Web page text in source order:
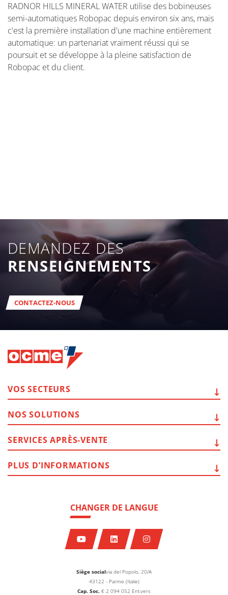
RADNOR HILLS MINERAL WATER utilise des bobineuses
semi-automatiques Robopac depuis environ six ans, mais
c'est la première installation d'une machine entièrement
automatique: un partenariat vraiment réussi qui se
poursuit et se développe à la pleine satisfaction de
Robopac et du client.
DEMANDEZ DES
RENSEIGNEMENTS
CONTACTEZ-NOUS
Siège socialvia del Popolo, 20/A
43122 - Parme (Italie)
Cap. Soc. € 2 094 052 Ent.vers
CHANGER DE LANGUE
VOS SECTEURS
NOS SOLUTIONS
SERVICES APRÈS-VENTE
PLUS D’INFORMATIONS